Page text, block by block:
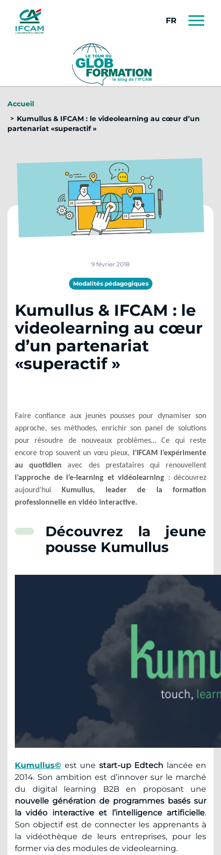
FRANÇAIS
Accueil
Kumullus & IFCAM : le videolearning au cœur d’un
partenariat «superactif »
9 février 2018
Modalités pédagogiques
Kumullus & IFCAM : le
videolearning au cœur
d’un partenariat
«superactif »
Faire confiance aux jeunes pousses pour dynamiser son
approche, ses méthodes, enrichir son panel de solutions
pour résoudre de nouveaux problèmes… Ce qui reste
encore trop souvent un vœu pieux, l’IFCAM l’expérimente
au quotidien avec des prestataires qui renouvellent
l’approche de l’e-learning et vidéolearning : découvrez
aujourd’huiKumullus, leader de la formation
professionnelle en vidéo interactive.
Découvrez la jeune
pousse Kumullus
Kumullus© est une start-up Edtech lancée en
2014. Son ambition est d’innover sur le marché
du digital learning B2B en proposant une
nouvelle génération de programmes basés sur
la vidéo interactive et l’intelligence artificielle.
Son objectif est de connecter les apprenants à
la vidéothèque de leurs entreprises, pour les
former via des modules de videolearning.